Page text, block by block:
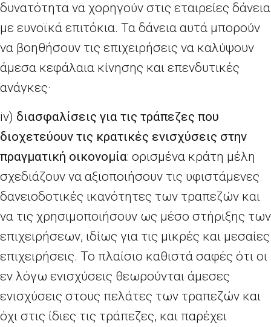
δυνατότητα να χορηγούν στις εταιρείες δάνεια
με ευνοϊκά επιτόκια. Τα δάνεια αυτά μπορούν
να βοηθήσουν τις επιχειρήσεις να καλύψουν
άμεσα κεφάλαια κίνησης και επενδυτικές
ανάγκες·
iv) διασφαλίσεις για τις τράπεζες που
διοχετεύουν τις κρατικές ενισχύσεις στην
πραγματική οικονομία: ορισμένα κράτη μέλη
σχεδιάζουν να αξιοποιήσουν τις υφιστάμενες
δανειοδοτικές ικανότητες των τραπεζών και
να τις χρησιμοποιήσουν ως μέσο στήριξης των
επιχειρήσεων, ιδίως για τις μικρές και μεσαίες
επιχειρήσεις. Το πλαίσιο καθιστά σαφές ότι οι
εν λόγω ενισχύσεις θεωρούνται άμεσες
ενισχύσεις στους πελάτες των τραπεζών και
όχι στις ίδιες τις τράπεζες, και παρέχει